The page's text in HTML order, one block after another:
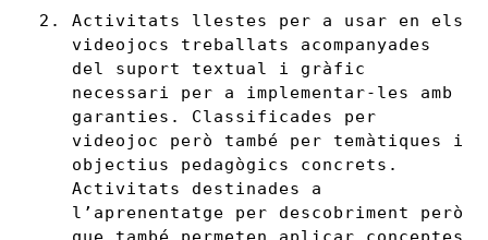
Activitats llestes per a usar en els
videojocs treballats acompanyades
del suport textual i gràfic
necessari per a implementar-les amb
garanties. Classificades per
videojoc però també per temàtiques i
objectius pedagògics concrets.
Activitats destinades a
l’aprenentatge per descobriment però